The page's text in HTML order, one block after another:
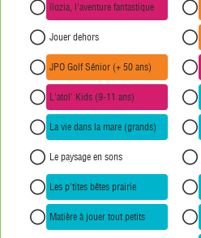
îlozia, l'aventure fantastique
Jouer dehors
JPO Golf Sénior (+ 50 ans)
L'atol' Kids (9-11 ans)
La vie dans la mare (grands)
Le paysage en sons
Les p'tites bêtes prairie
Matière à jouer tout petits